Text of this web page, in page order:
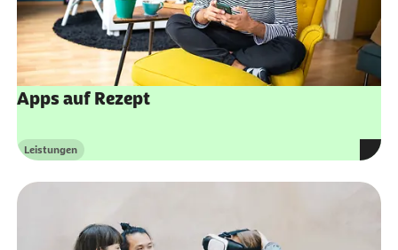
Apps auf Rezept
Kategorie
Leistungen